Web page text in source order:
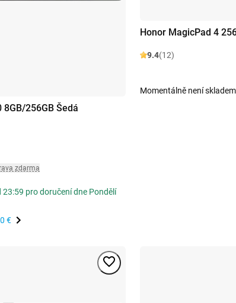
8GB/256GB Šedá
zdarma
23:59 pro doručení dne Pondělí
€
Honor MagicPad 4
9.4(12)
Momentálně není skladem